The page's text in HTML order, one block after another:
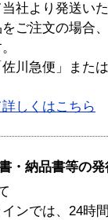
社より発送い
ご注文の場合
川急便」また
しくはこちら
・納品書等の
ンでは、24時